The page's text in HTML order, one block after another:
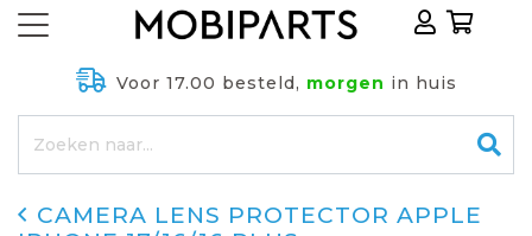
Voor 17.00 besteld, morgen in huis
CAMERA LENS PROTECTOR APPLE